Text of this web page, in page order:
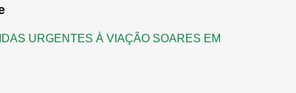
URGENTES À VIAÇÃO SOARES EM